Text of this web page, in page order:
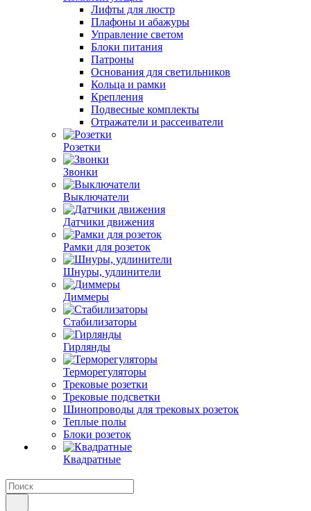
Лифты для люстр
Плафоны и абажуры
Управление светом
Блоки питания
Патроны
Основания для светильников
Кольца и рамки
Крепления
Подвесные комплекты
Отражатели и рассеиватели
Розетки
Звонки
Выключатели
Датчики движения
Рамки для розеток
Шнуры, удлинители
Диммеры
Стабилизаторы
Гирлянды
Терморегуляторы
Трековые розетки
Трековые подсветки
Шинопроводы для трековых розеток
Теплые полы
Блоки розеток
Квадратные